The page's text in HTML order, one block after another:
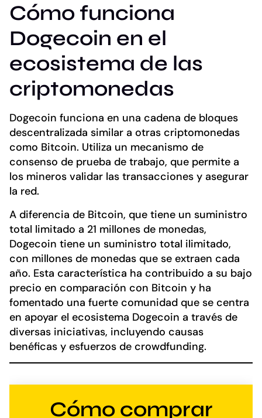
Cómo funciona
Dogecoin en el
ecosistema de las
criptomonedas
Dogecoin funciona en una cadena de bloques
descentralizada similar a otras criptomonedas
como Bitcoin. Utiliza un mecanismo de
consenso de prueba de trabajo, que permite a
los mineros validar las transacciones y asegurar
la red.
A diferencia de Bitcoin, que tiene un suministro
total limitado a 21 millones de monedas,
Dogecoin tiene un suministro total ilimitado,
con millones de monedas que se extraen cada
año. Esta característica ha contribuido a su bajo
precio en comparación con Bitcoin y ha
fomentado una fuerte comunidad que se centra
en apoyar el ecosistema Dogecoin a través de
diversas iniciativas, incluyendo causas
benéficas y esfuerzos de crowdfunding.
Cómo comprar